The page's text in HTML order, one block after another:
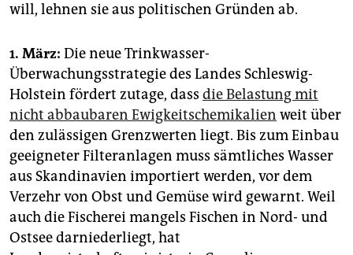
will, lehnen sie aus politischen Gründen ab.
1. März: Die neue Trinkwasser-
Überwachungsstrategie des Landes Schleswig-
Holstein fördert zutage, dass die Belastung mit
nicht abbaubaren Ewigkeitschemikalien weit über
den zulässigen Grenzwerten liegt. Bis zum Einbau
geeigneter Filteranlagen muss sämtliches Wasser
aus Skandinavien importiert werden, vor dem
Verzehr von Obst und Gemüse wird gewarnt. Weil
auch die Fischerei mangels Fischen in Nord- und
Ostsee darniederliegt, hat